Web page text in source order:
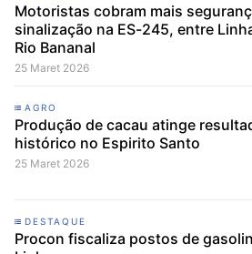
Motoristas cobram mais
sinalização na ES-245, entre
Rio Bananal
25 Maret 2026
AGRO
Produção de cacau atinge
histórico no Espirito Santo
25 Maret 2026
DESTAQUE
Procon fiscaliza postos de